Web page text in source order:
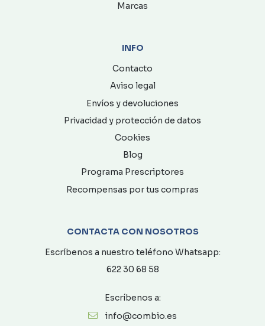
Marcas
INFO
Contacto
Aviso legal
Envíos y devoluciones
Privacidad y protección de datos
Cookies
Blog
Programa Prescriptores
Recompensas por tus compras
CONTACTA CON NOSOTROS
Escríbenos a nuestro teléfono Whatsapp:
622 30 68 58
Escríbenos a:
info@combio.es